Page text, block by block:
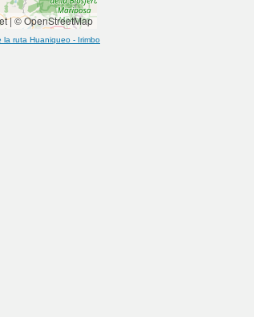
|© OpenStreetMap
la ruta Huaniqueo - Irimbo